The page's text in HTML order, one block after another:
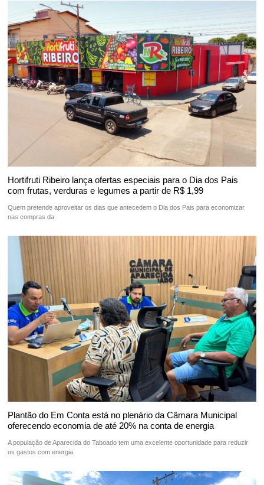
Hortifruti Ribeiro lança ofertas especiais para o Dia dos Pais
com frutas, verduras e legumes a partir de R$ 1,99
Quem pretende aproveitar os dias que antecedem o Dia dos Pais para economizar
nas compras da
Plantão do Em Conta está no plenário da Câmara Municipal
oferecendo economia de até 20% na conta de energia
A população de Aparecida do Taboado tem uma excelente oportunidade para reduzir
os gastos com energia